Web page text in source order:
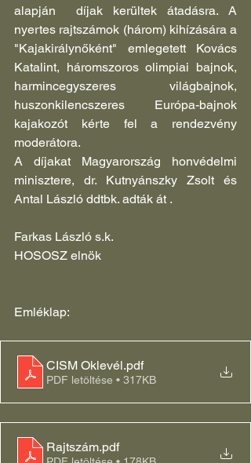
alapján  díjak kerültek átadásra. A
nyertes rajtszámok (három) kihízására a
"Kajakirálynőként" emlegetett Kovács
Katalint, háromszoros olimpiai bajnok,
harmincegyszeres  világbajnok,
huszonkilencszeres Európa-bajnok
kajakozót kérte fel a rendezvény
moderátora.
A díjakat Magyarország honvédelmi
minisztere, dr. Kutnyánszky Zsolt és
Antal László ddtbk. adták át .
Farkas László s.k.
HOSOSZ elnök
Emléklap:
CISM Oklevél.pdf
PDF letöltése • 317KB
Rajtszám.pdf